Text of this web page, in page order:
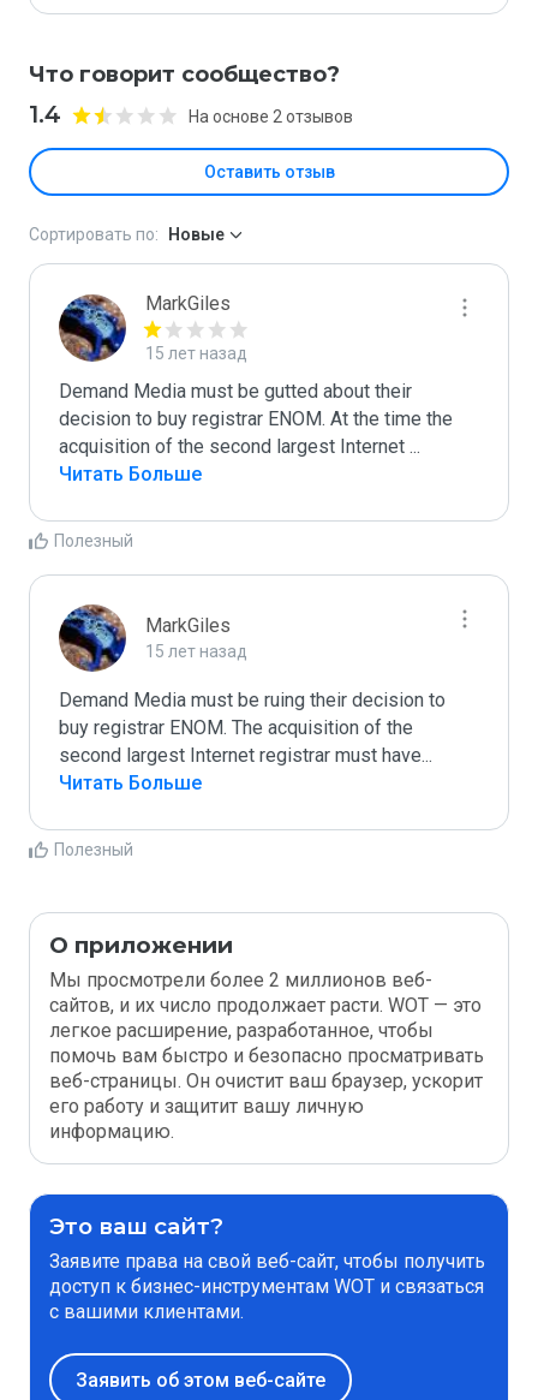
Что говорит сообщество?
1.4 На основе 2 отзывов
Оставить отзыв
Сортировать по: Новые
MarkGiles
15 лет назад
Demand Media must be gutted about their
decision to buy registrar ENOM. At the time the
acquisition of the second largest Internet ...
Читать Больше
Полезный
MarkGiles
15 лет назад
Demand Media must be ruing their decision to
buy registrar ENOM. The acquisition of the
second largest Internet registrar must have...
Читать Больше
Полезный
О приложении
Мы просмотрели более 2 миллионов веб-
сайтов, и их число продолжает расти. WOT — это
легкое расширение, разработанное, чтобы
помочь вам быстро и безопасно просматривать
веб-страницы. Он очистит ваш браузер, ускорит
его работу и защитит вашу личную
информацию.
Это ваш сайт?
Заявите права на свой веб-сайт, чтобы получить
доступ к бизнес-инструментам WOT и связаться
с вашими клиентами.
Заявить об этом веб-сайте